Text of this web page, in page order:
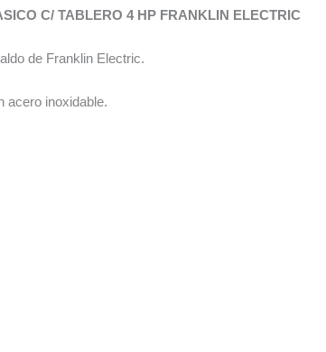
C/ TABLERO 4 HP FRANKLIN ELECTRIC
de Franklin Electric.
acero inoxidable.